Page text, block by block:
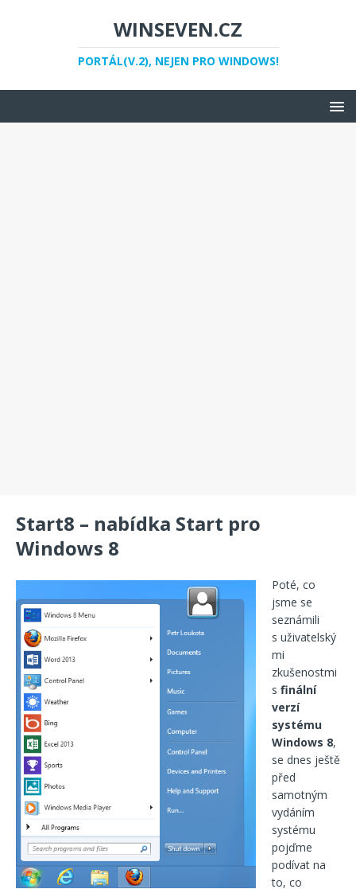
WINSEVEN.CZ
PORTÁL(V.2), NEJEN PRO WINDOWS!
Start8 – nabídka Start pro
Windows 8
Poté, co
jsme se
seznámili
s uživatelský
mi
zkušenostmi
s finální
verzí
systému
Windows 8,
se dnes ještě
před
samotným
vydáním
systému
pojďme
podívat na
to, co